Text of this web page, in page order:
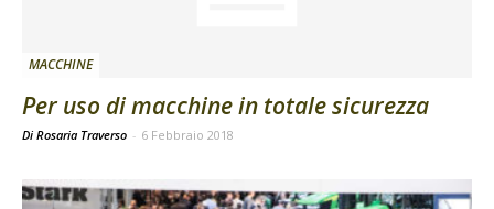
MACCHINE
Per uso di macchine in totale sicurezza
Di Rosaria Traverso - 6 Febbraio 2018